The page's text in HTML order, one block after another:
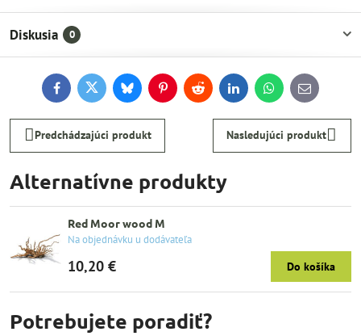
Diskusia 0
FacebookTwitterBlueskyPinterestReddit LinkedInWhatsApp
E-
mail
Predchádzajúci produkt Nasledujúci produkt
Alternatívne produkty
Red Moor wood M
Na objednávku u dodávateľa
10,20 € Do košíka
Potrebujete poradiť?